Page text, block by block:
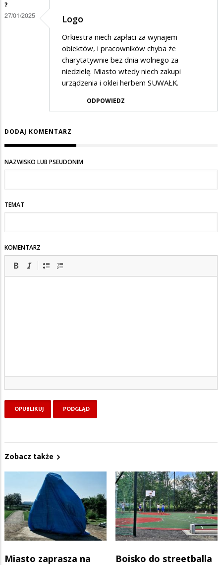
?
27/01/2025 Logo
Orkiestra niech zapłaci za wynajem
obiektów, i pracowników chyba że
charytatywnie bez dnia wolnego za
niedzielę. Miasto wtedy niech zakupi
urządzenia i oklei herbem SUWAŁK.
ODPOWIEDZ
DODAJ KOMENTARZ
NAZWISKO LUB PSEUDONIM
TEMAT
KOMENTARZ
Zobacz także
Miasto zaprasza na
Boisko do streetballa